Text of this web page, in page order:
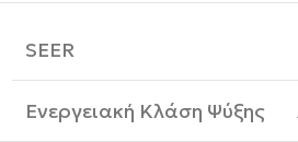
SEER
Ενεργειακή Κλάση Ψύξης